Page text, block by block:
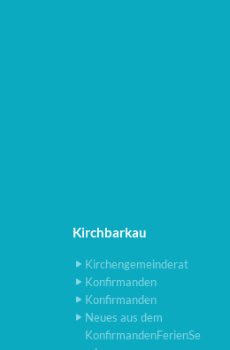
Kirchbarkau
Kirchengemeinderat
Konfirmanden
Konfirmanden
Neues aus dem
KonfirmandenFerienSe